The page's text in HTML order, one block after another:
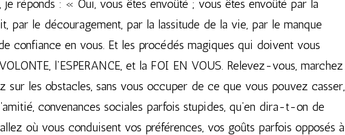
je réponds : « Oui, vous êtes envoûté ; vous êtes envoûté par la
par le découragement, par la lassitude de la vie, par le manque
confiance en vous. Et les procédés magiques qui doivent vous
l’ESPERANCE, et la FOI EN VOUS. Relevez-vous, marchez
sur les obstacles, sans vous occuper de ce que vous pouvez casser,
convenances sociales parfois stupides, qu’en dira-t-on de
où vous conduisent vos préférences, vos goûts parfois opposés à